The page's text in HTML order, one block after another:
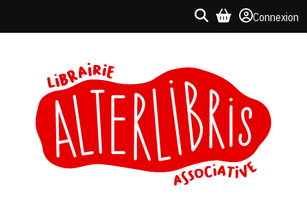
Connexion